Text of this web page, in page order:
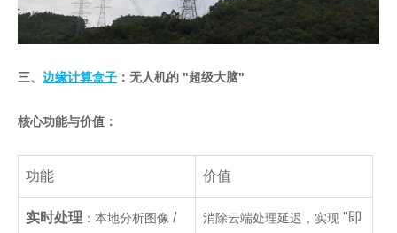
三、 边缘计算盒子 ：无人机的 "超级大脑"
核心功能与价值：
功能 价值
实时处理 ：本地分析图像 /
消除云端处理延迟，实现 "即